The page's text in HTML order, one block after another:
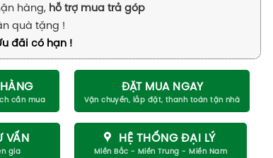
hàng, hỗ trợ mua trả góp
quà tặng !
đãi có hạn !
ĐẶT MUA NGAY
VẤN HỆ THỐNG ĐẠI LÝ